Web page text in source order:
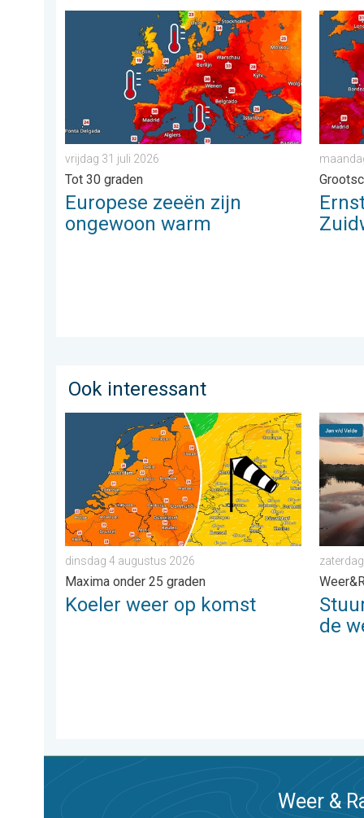
Europese zeeën zijn ongewoon warm. Tot 30
vrijdag 31 juli 2026
Tot 30 graden
Europese zeeën zijn
ongewoon warm
Ook interessant
Koeler weer op komst. Maxima onder 25 graden. .
dinsdag 4 augustus 2026
Maxima onder 25 graden
Koeler weer op komst
Stuur
de
Weer &